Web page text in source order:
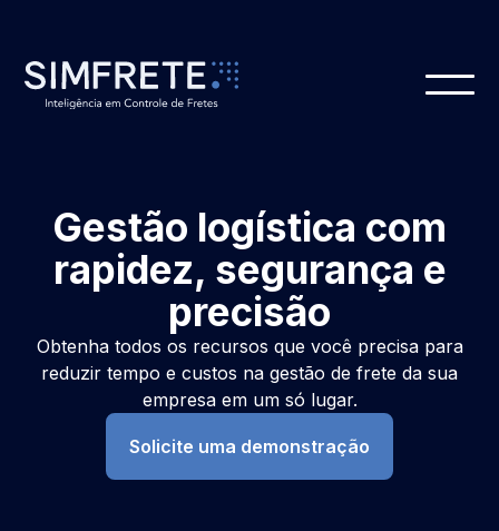
Gestão logística com
rapidez, segurança e
precisão
Obtenha todos os recursos que você precisa para
reduzir tempo e custos na gestão de frete da sua
empresa em um só lugar.
Solicite uma demonstração